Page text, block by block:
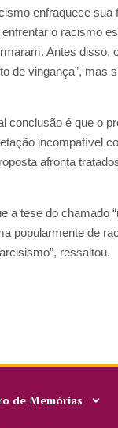
enfraquece sua
o racismo
Antes disso,
de vingança”, mas
conclusão é que o
incompatível
afronta
a tese do chamado
popularmente de
ressaltou.
de Memórias